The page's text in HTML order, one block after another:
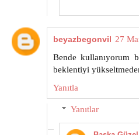
beyazbegonvil 27
Bende kullanıyorum
beklentiyi
Yanıtla
Yanıtlar